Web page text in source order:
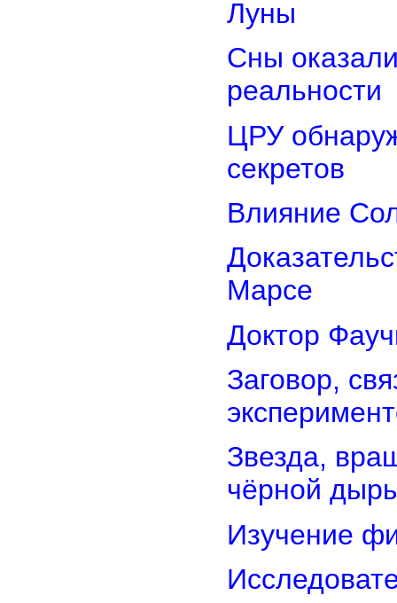
Луны
Сны
реальности
ЦРУ
секретов
Влияние
Марсе
Доктор
Заговор,
Звезда,
чёрной
Изучение